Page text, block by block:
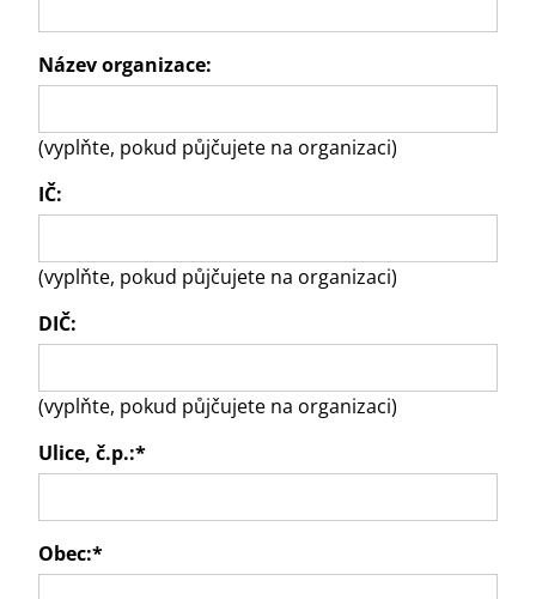
Název organizace:
(vyplňte, pokud půjčujete na organizaci)
IČ:
(vyplňte, pokud půjčujete na organizaci)
DIČ:
(vyplňte, pokud půjčujete na organizaci)
Ulice, č.p.:*
Obec:*